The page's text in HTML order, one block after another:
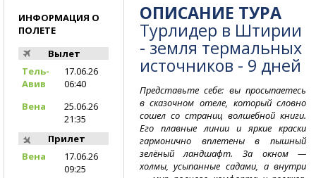
ОПИСАНИЕ ТУРА
Турлидер в Штирии
- земля термальных
источников - 9 дней
Представьте себе: вы просыпаетесь
в сказочном отеле, который словно
сошел со страниц волшебной книги.
Его плавные линии и яркие краски
гармонично вплетены в пышный
зелёный ландшафт. За окном —
холмы, усыпанные садами, а внутри
ИНФОРМАЦИЯ О
ПОЛЕТЕ
Вылет
Тель-
Авив
17.06.26
06:40
Вена
25.06.26
21:35
Прилет
Вена
17.06.26
09:25